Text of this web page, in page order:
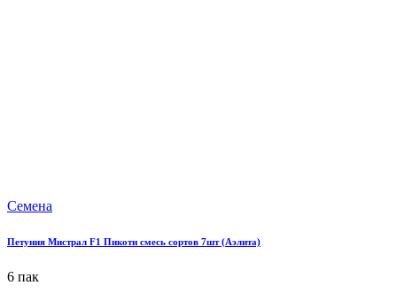
Семена
Петуния Мистрал F1 Пикоти смесь сортов 7шт (Аэлита)
6 пак